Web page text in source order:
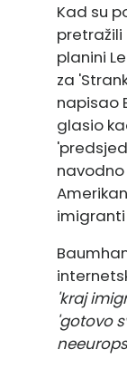
Kad su
planini
za
napisao
glasio
'kraj
'gotovo